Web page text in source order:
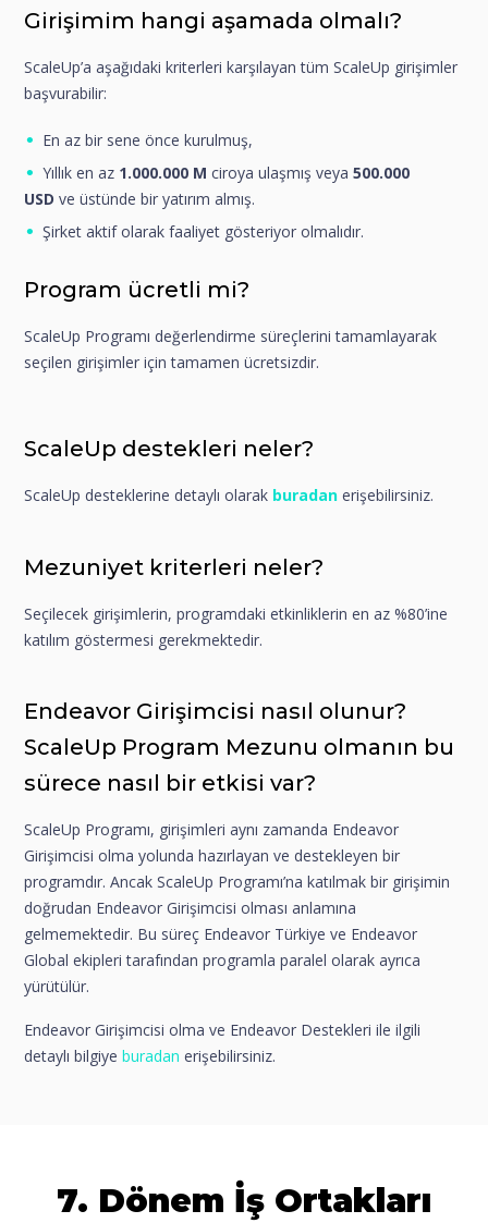
Girişimim hangi aşamada olmalı?
ScaleUp’a aşağıdaki kriterleri karşılayan tüm ScaleUp girişimler
başvurabilir:
En az bir sene önce kurulmuş,
Yıllık en az 1.000.000 M ciroya ulaşmış veya500.000
USD ve üstünde bir yatırım almış.
Şirket aktif olarak faaliyet gösteriyor olmalıdır.
Program ücretli mi?
ScaleUp Programı değerlendirme süreçlerini tamamlayarak
seçilen girişimler için tamamen ücretsizdir.
ScaleUp destekleri neler?
ScaleUp desteklerine detaylı olarak buradan erişebilirsiniz.
Mezuniyet kriterleri neler?
Seçilecek girişimlerin, programdaki etkinliklerin en az %80’ine
katılım göstermesi gerekmektedir.
Endeavor Girişimcisi nasıl olunur?
ScaleUp Program Mezunu olmanın bu
sürece nasıl bir etkisi var?
ScaleUp Programı, girişimleri aynı zamanda Endeavor
Girişimcisi olma yolunda hazırlayan ve destekleyen bir
programdır. Ancak ScaleUp Programı’na katılmak bir girişimin
doğrudan Endeavor Girişimcisi olması anlamına
gelmemektedir. Bu süreç Endeavor Türkiye ve Endeavor
Global ekipleri tarafından programla paralel olarak ayrıca
yürütülür.
Endeavor Girişimcisi olma ve Endeavor Destekleri ile ilgili
detaylı bilgiyeburadan erişebilirsiniz.
7. Dönem İş Ortakları